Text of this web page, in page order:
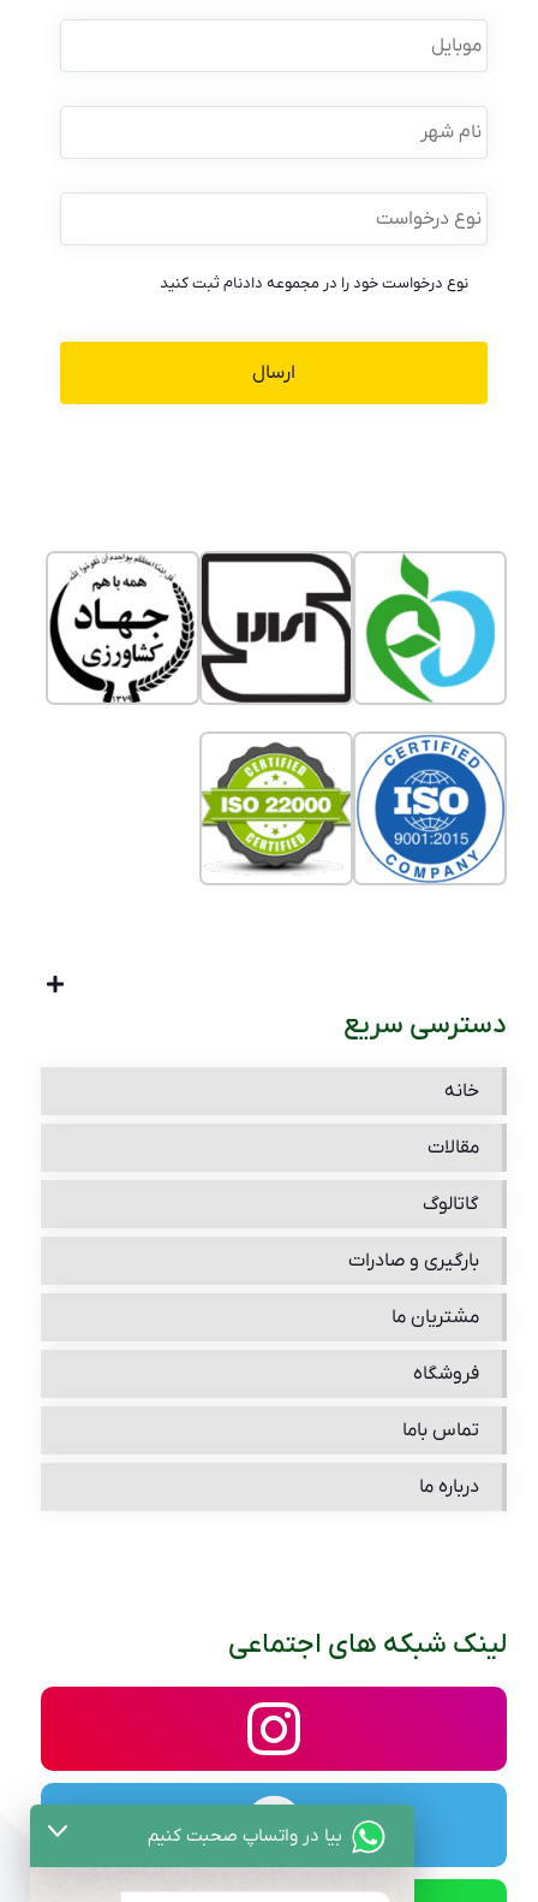
موبایل *
نام
شهر
نوع
درخواست *
نوع درخواست خود را در مجموعه دادنام ثبت کنید
دسترسی سریع
خانه
مقالات
گاتالوگ
بارگیری و صادرات
مشتریان ما
فروشگاه
تماس باما
درباره ما
لینک شبکه های اجتماعی
بیا در واتساپ صحبت کنیم